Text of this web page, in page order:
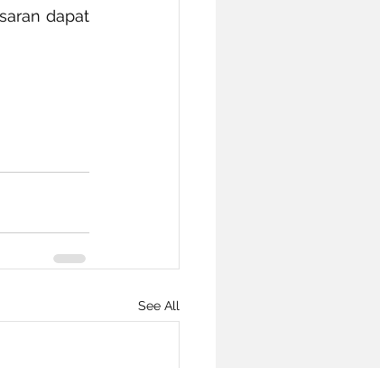
dapat
See All